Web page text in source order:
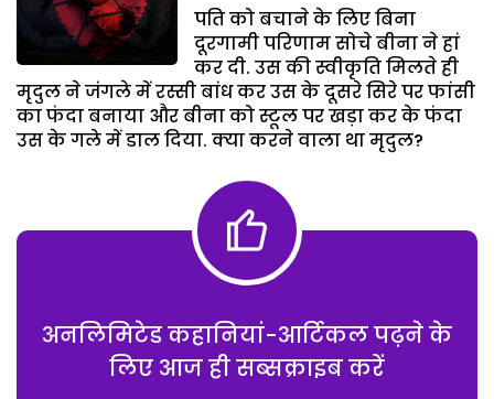
पति को बचाने के लिए बिना
दूरगामी परिणाम सोचे बीना ने हां
कर दी. उस की स्वीकृति मिलते ही
मृदुल ने जंगले में रस्सी बांध कर उस के दूसरे सिरे पर फांसी
का फंदा बनाया और बीना को स्टूल पर खड़ा कर के फंदा
उस के गले में डाल दिया. क्या करने वाला था मृदुल?
अनलिमिटेड कहानियां-आर्टिकल पढ़ने के
लिए आज ही सब्सक्राइब करें